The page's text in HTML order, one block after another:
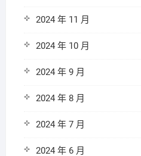
2024 年 11 月
2024 年 10 月
2024 年 9 月
2024 年 8 月
2024 年 7 月
2024 年 6 月